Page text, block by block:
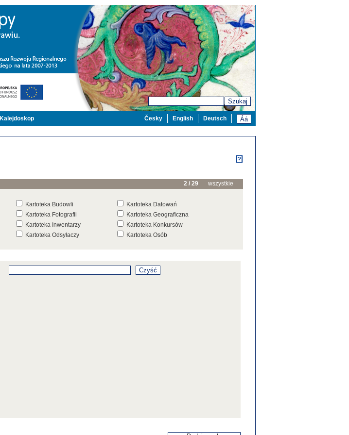
Szukaj
Kalejdoskop Deutsch
English
Česky
2 / 29 wszystkie
Kartoteka Budowli
Kartoteka Datowań
Kartoteka Fotografii
Kartoteka Geograficzna
Kartoteka Inwentarzy
Kartoteka Konkursów
Kartoteka Odsyłaczy
Kartoteka Osób
Kartoteka Wydarzeń Inwentarza
Kartoteka Wystaw
Kartoteka Znaków, Stempli i Punc Kartoteka Źródeł